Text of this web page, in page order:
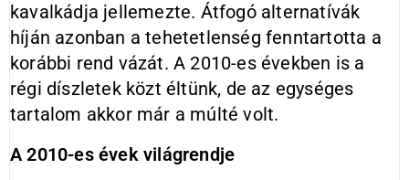
kavalkádja jellemezte. Átfogó alternatívák
híján azonban a tehetetlenség fenntartotta a
korábbi rend vázát. A 2010-es években is a
régi díszletek közt éltünk, de az egységes
tartalom akkor már a múlté volt.
A 2010-es évek világrendje